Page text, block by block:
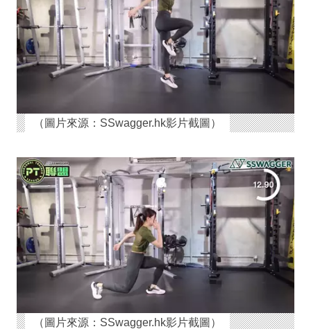
（圖片來源：SSwagger.hk影片截圖）
（圖片來源：SSwagger.hk影片截圖）